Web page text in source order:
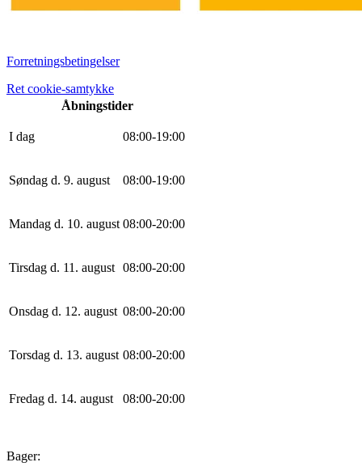
Forretningsbetingelser
Ret cookie-samtykke
Åbningstider
I dag 08:00-19:00
Søndag d. 9. august 08:00-19:00
Mandag d. 10. august 08:00-20:00
Tirsdag d. 11. august 08:00-20:00
Onsdag d. 12. august 08:00-20:00
Torsdag d. 13. august 08:00-20:00
Fredag d. 14. august 08:00-20:00
Bager: